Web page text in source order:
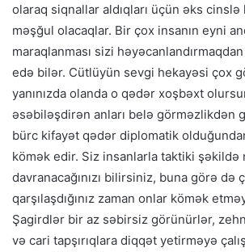
olaraq siqnallar aldıqları üçün əks
məşğul olacaqlar. Bir çox insanın eyni
maraqlanması sizi
edə bilər. Cütlüyün sevgi hekayəsi çox
yanınızda olanda o qədər xoşbəxt
əsəbiləşdirən anları belə görməzlikdən
bürc kifayət qədər diplomatik
kömək edir. Siz insanlarla taktiki şəkildə
davranacağınızı bilirsiniz, buna görə
qarşılaşdığınız zaman onlar kömək
Şagirdlər bir az səbirsiz görünürlər,
və cari tapşırıqlara diqqət yetirməyə